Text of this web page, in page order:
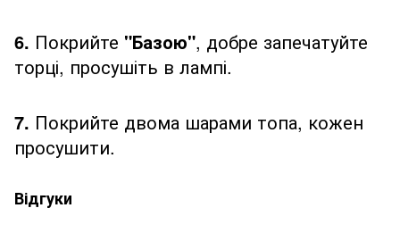
6. Покрийте "Базою", добре запечатуйте
торці, просушіть в лампі.
7. Покрийте двома шарами топа, кожен
просушити.
Відгуки